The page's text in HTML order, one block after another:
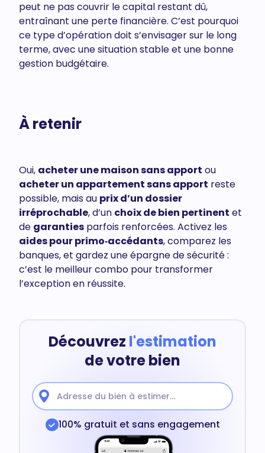
peut ne pas couvrir le capital restant dû,
entraînant une perte financière. C’est pourquoi
ce type d’opération doit s’envisager sur le long
terme, avec une situation stable et une bonne
gestion budgétaire.
À retenir
Oui, acheter une maison sans apport ou
acheter un appartement sans apport reste
possible, mais au prix d’un dossier
irréprochable, d’un choix de bien pertinent et
de garanties parfois renforcées. Activez les
aides pour primo‑accédants, comparez les
banques, et gardez une épargne de sécurité :
c’est le meilleur combo pour transformer
l’exception en réussite.
Découvrez l'estimation
de votre bien
100% gratuit et sans engagement